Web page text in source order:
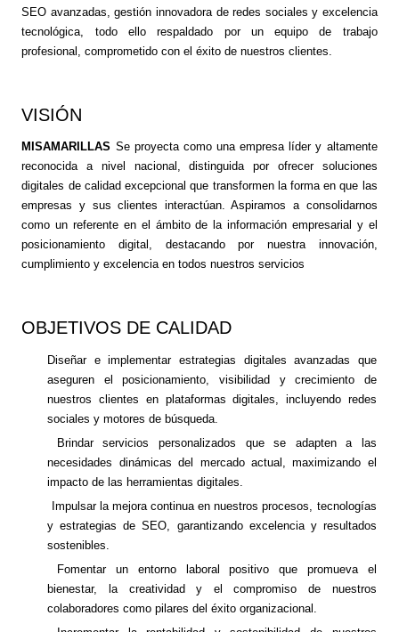
SEO avanzadas, gestión innovadora de redes sociales y excelencia
tecnológica, todo ello respaldado por un equipo de trabajo
profesional, comprometido con el éxito de nuestros clientes.
VISIÓN
MISAMARILLAS Se proyecta como una empresa líder y altamente
reconocida a nivel nacional, distinguida por ofrecer soluciones
digitales de calidad excepcional que transformen la forma en que las
empresas y sus clientes interactúan. Aspiramos a consolidarnos
como un referente en el ámbito de la información empresarial y el
posicionamiento digital, destacando por nuestra innovación,
cumplimiento y excelencia en todos nuestros servicios
OBJETIVOS DE CALIDAD
Diseñar e implementar estrategias digitales avanzadas que
aseguren el posicionamiento, visibilidad y crecimiento de
nuestros clientes en plataformas digitales, incluyendo redes
sociales y motores de búsqueda.
Brindar servicios personalizados que se adapten a las
necesidades dinámicas del mercado actual, maximizando el
impacto de las herramientas digitales.
Impulsar la mejora continua en nuestros procesos, tecnologías
y estrategias de SEO, garantizando excelencia y resultados
sostenibles.
Fomentar un entorno laboral positivo que promueva el
bienestar, la creatividad y el compromiso de nuestros
colaboradores como pilares del éxito organizacional.